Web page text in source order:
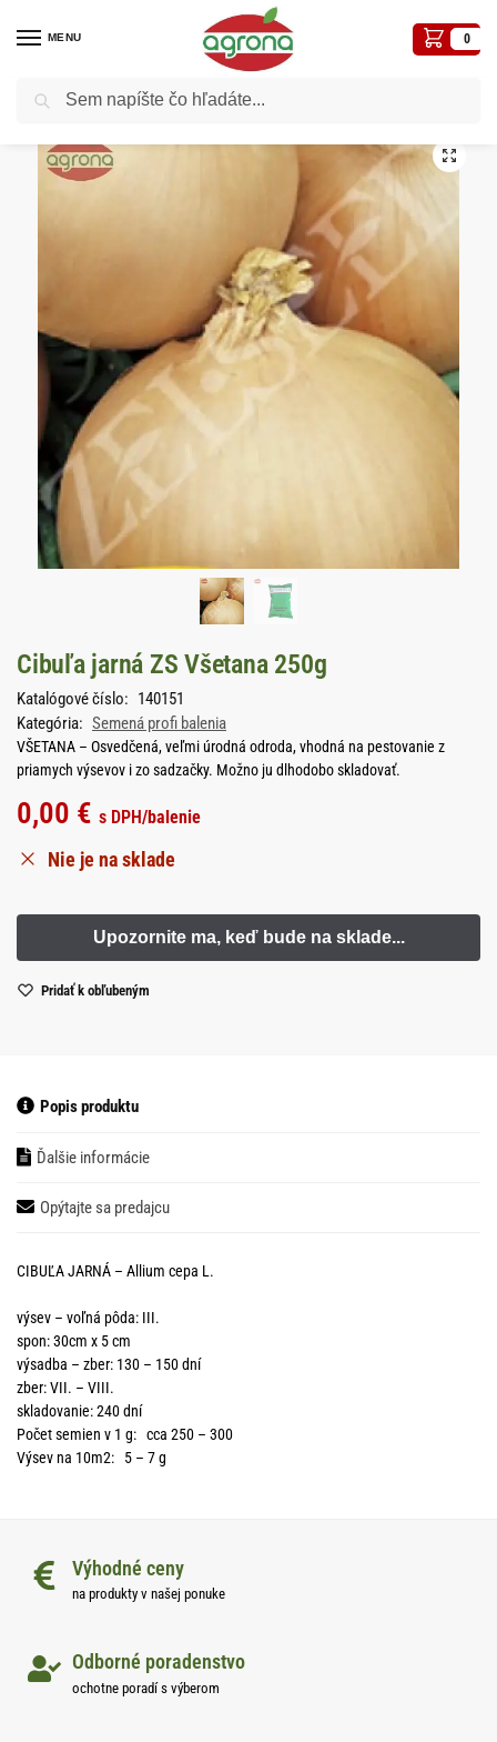
MENU 0
Domov Semená profi balenia / Cibuľa jarná ZS Všetana 250g
Cibuľa jarná ZS Všetana 250g
Katalógové číslo: 140151
Kategória: Semená profi balenia
VŠETANA – Osvedčená, veľmi úrodná odroda, vhodná na pestovanie z
priamych výsevov i zo sadzačky. Možno ju dlhodobo skladovať.
0,00 € s DPH/balenie
Nie je na sklade
Pridať k obľubeným
Popis produktu
Ďalšie informácie
Opýtajte sa predajcu
CIBUĽA JARNÁ – Allium cepa L.
výsev – voľná pôda: III.
spon: 30cm x 5 cm
výsadba – zber: 130 – 150 dní
zber: VII. – VIII.
skladovanie: 240 dní
Počet semien v 1 g: cca 250 – 300
Výsev na 10m2: 5 – 7 g
Výhodné ceny
na produkty v našej ponuke
Odborné poradenstvo
ochotne poradí s výberom